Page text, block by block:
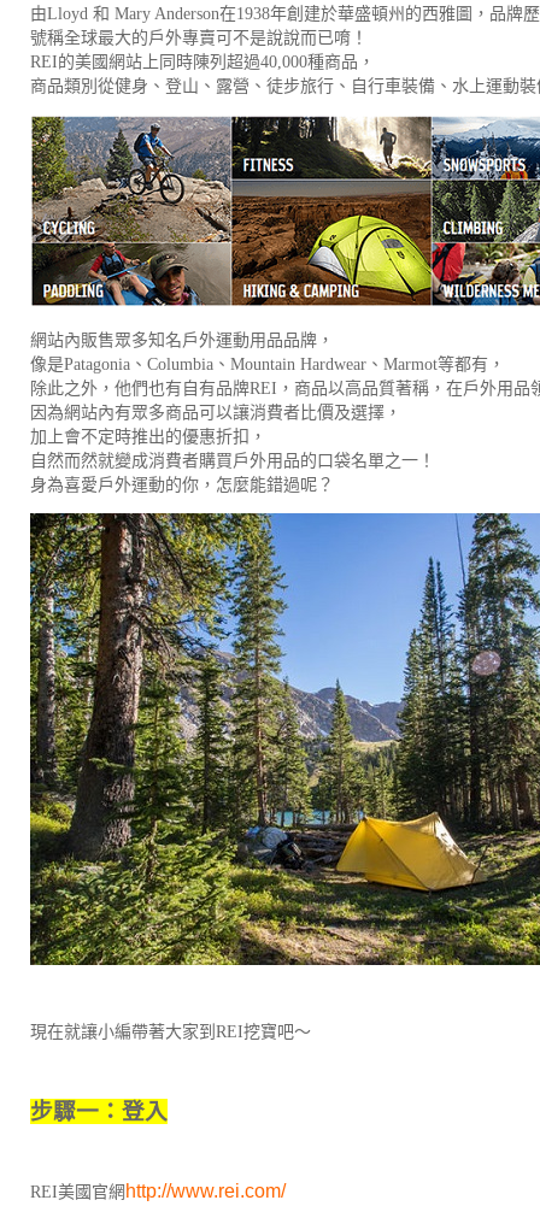
由Lloyd 和 Mary Anderson在1938年創建於華盛頓州的西雅圖，品牌
號稱全球最大的戶外專賣可不是說說而已唷！
REI的美國網站上同時陳列超過40,000種商品，
商品類別從健身、登山、露營、徒步旅行、自行車裝備、水上運動
網站內販售眾多知名戶外運動用品品牌，
像是Patagonia、Columbia、Mountain Hardwear、Marmot等都有，
除此之外，他們也有自有品牌REI，商品以高品質著稱，在戶外用品
因為網站內有眾多商品可以讓消費者比價及選擇，
加上會不定時推出的優惠折扣，
自然而然就變成消費者購買戶外用品的口袋名單之一！
身為喜愛戶外運動的你，怎麼能錯過呢？
現在就讓小編帶著大家到REI挖寶吧～
步驟一：登入
REI美國官網 http://www.rei.com/